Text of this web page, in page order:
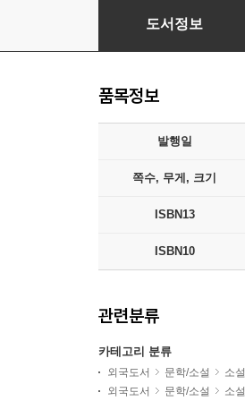
To Kill A Mockingbird
도서정보
품목정보
발행일
쪽수, 무게, 크기
ISBN13
ISBN10
관련분류
카테고리 분류
외국도서 문학/소설 소설
외국도서
문학/소설 소설